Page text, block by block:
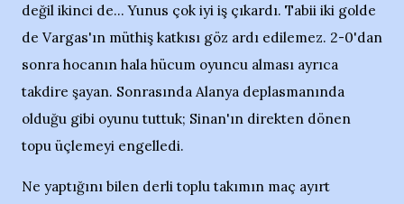
değil ikinci de... Yunus çok iyi iş çıkardı. Tabii iki golde
de Vargas'ın müthiş katkısı göz ardı edilemez. 2-0'dan
sonra hocanın hala hücum oyuncu alması ayrıca
takdire şayan. Sonrasında Alanya deplasmanında
olduğu gibi oyunu tuttuk; Sinan'ın direkten dönen
topu üçlemeyi engelledi.
Ne yaptığını bilen derli toplu takımın maç ayırt